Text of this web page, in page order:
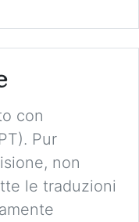
con
Pur
non
le traduzioni